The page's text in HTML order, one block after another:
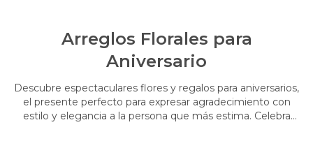
Arreglos Florales para
Aniversario
Descubre espectaculares flores y regalos para aniversarios,
el presente perfecto para expresar agradecimiento con
estilo y elegancia a la persona que más estima. Celebra